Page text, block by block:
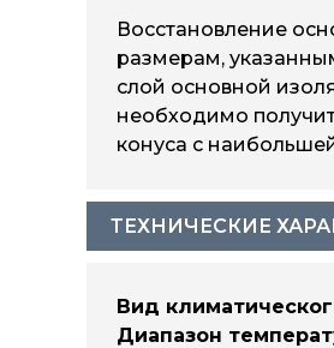
Восстановление
размерам,
слой основной
необходимо
конуса с
ТЕХНИЧЕСКИЕ
Вид
Диапазон